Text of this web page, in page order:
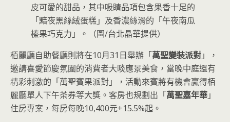
皮可愛的甜品，其中吸睛品項包含果香十足的
「黯夜黑絲絨蛋糕」及香濃絲滑的「午夜南瓜
榛果巧克力」。（圖/台北晶華提供）
栢麗廳自助餐廳則將在10月31日舉辦「萬聖變裝派對」，
邀請喜愛節慶氛圍的消費者大啖應景美食，當晚中庭還有
精彩刺激的「萬聖賓果派對」，活動來賓將有機會贏得栢
麗廳單人下午茶券等大獎。客房也規劃出「萬聖嘉年華」
住房專案，每房每晚10,400元+15.5%起。